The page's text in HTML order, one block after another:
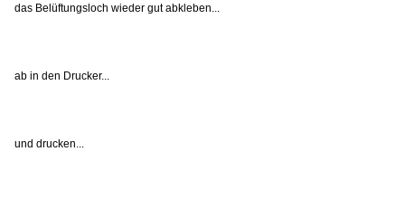
das Belüftungsloch wieder gut abkleben...
ab in den Drucker...
und drucken...